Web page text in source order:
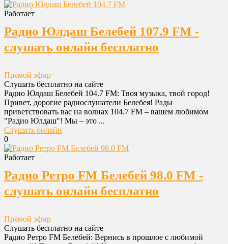
Работает
Радио Юлдаш Белебей 107.9 FM -
слушать онлайн бесплатно
Прямой эфир
Слушать бесплатно на сайте
Радио Юлдаш Белебей 104.7 FM: Твоя музыка, твой город!
Привет, дорогие радиослушатели Белебея! Рады
приветствовать вас на волнах 104.7 FM – вашем любимом
"Радио Юлдаш"! Мы – это ...
Слушать онлайн
0
Работает
Радио Ретро FM Белебей 98.0 FM -
слушать онлайн бесплатно
Прямой эфир
Слушать бесплатно на сайте
Радио Ретро FM Белебей: Вернись в прошлое с любимой